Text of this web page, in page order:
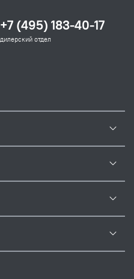
+7 (495) 183-40-17
дилерский отдел